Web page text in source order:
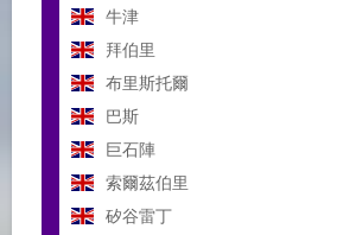
牛津
拜伯里
布里斯托爾
巴斯
巨石陣
索爾茲伯里
矽谷雷丁